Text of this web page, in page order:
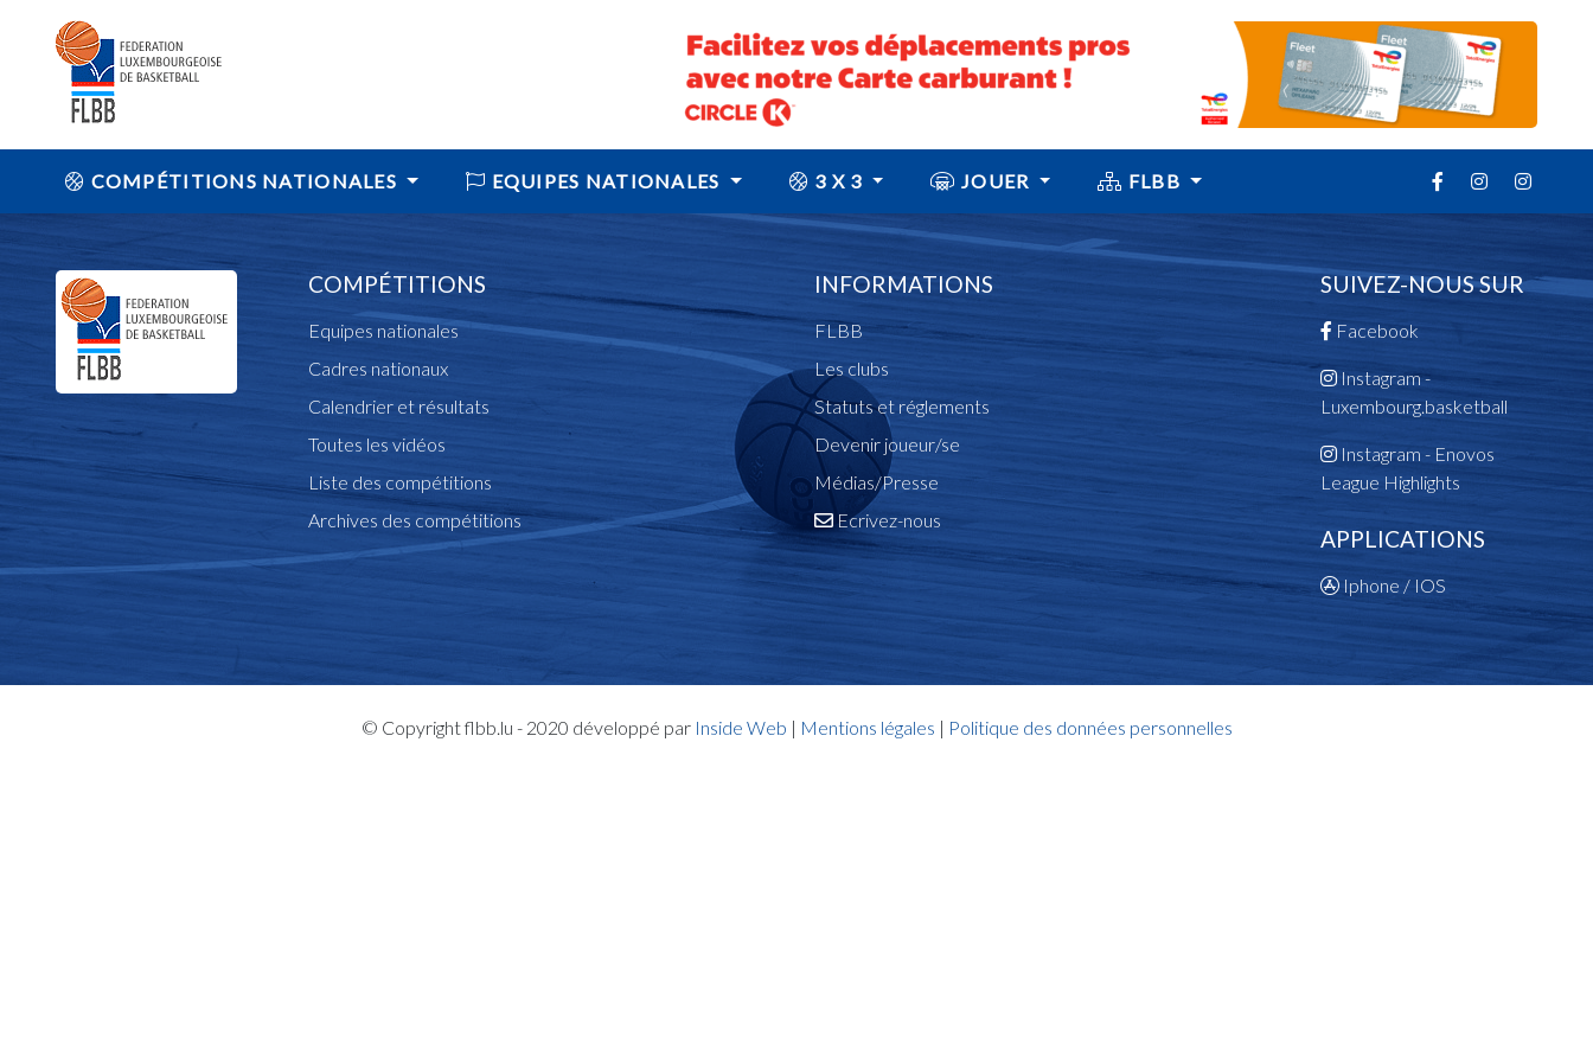
COMPÉTITIONS NATIONALES EQUIPES NATIONALES 3 X 3 JOUER FLBB
COMPÉTITIONS
Equipes nationales
Cadres nationaux
Calendrier et résultats
Toutes les vidéos
Liste des compétitions
Archives des compétitions
INFORMATIONS
FLBB
Les clubs
Statuts et réglements
Devenir joueur/se
Médias/Presse
Ecrivez-nous
SUIVEZ-NOUS SUR
Facebook
Instagram -
Luxembourg.basketball
Instagram - Enovos
League Highlights
APPLICATIONS
Iphone / IOS
© Copyright flbb.lu - 2020 développé par Inside Web | Mentions légales | Politique des données personnelles